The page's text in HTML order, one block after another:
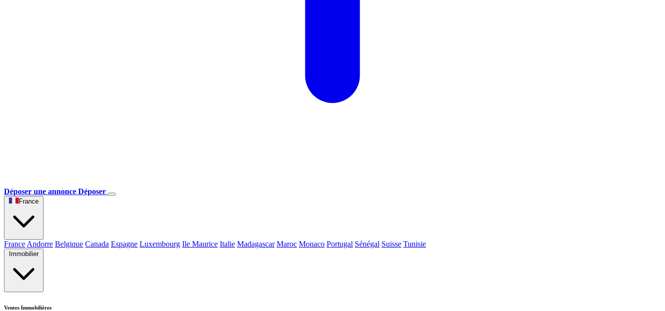
Déposer une annonce Déposer
France
France Andorre Belgique Canada Espagne Luxembourg Ile Maurice Italie Madagascar Maroc Monaco Portugal Sénégal Suisse Tunisie
Immobilier
Ventes Immobilières